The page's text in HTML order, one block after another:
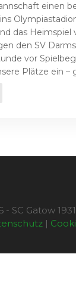
einen
das Heimspiel
den SV
vor
Plätze ein –
SC Gatow 1931
|